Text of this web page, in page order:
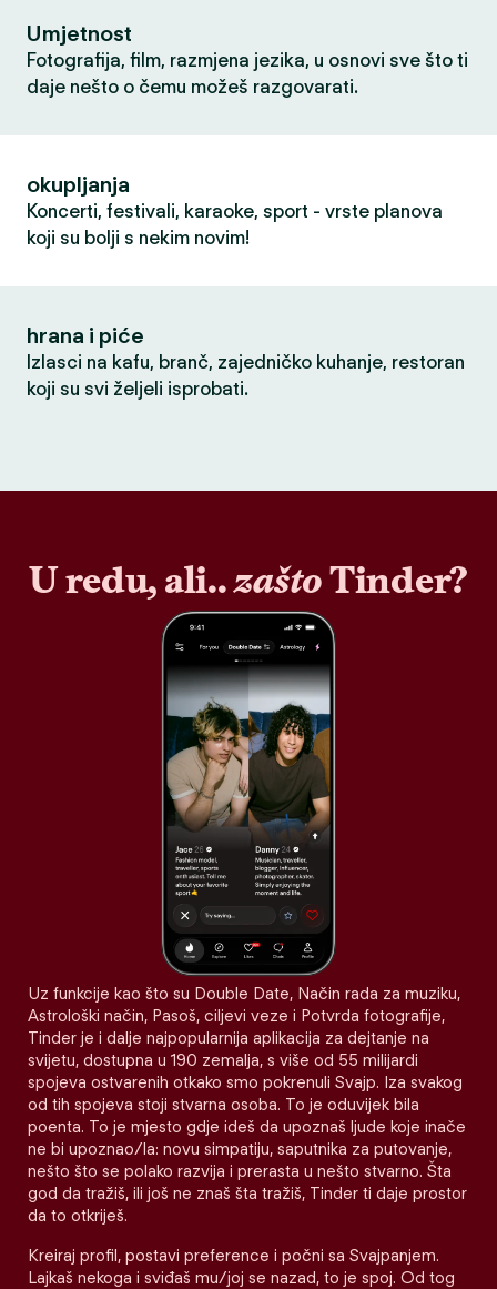
Umjetnost
Fotografija, film, razmjena jezika, u osnovi sve što ti
daje nešto o čemu možeš razgovarati.
okupljanja
Koncerti, festivali, karaoke, sport - vrste planova
koji su bolji s nekim novim!
hrana i piće
Izlasci na kafu, branč, zajedničko kuhanje, restoran
koji su svi željeli isprobati.
U redu, ali..zaštoTinder?
Uz funkcije kao što su Double Date, Način rada za muziku,
Astrološki način, Pasoš, ciljevi veze i Potvrda fotografije,
Tinder je i dalje najpopularnija aplikacija za dejtanje na
svijetu, dostupna u 190 zemalja, s više od 55 milijardi
spojeva ostvarenih otkako smo pokrenuli Svajp. Iza svakog
od tih spojeva stoji stvarna osoba. To je oduvijek bila
poenta. To je mjesto gdje ideš da upoznaš ljude koje inače
ne bi upoznao/la: novu simpatiju, saputnika za putovanje,
nešto što se polako razvija i prerasta u nešto stvarno. Šta
god da tražiš, ili još ne znaš šta tražiš, Tinder ti daje prostor
da to otkriješ.
Kreiraj profil, postavi preference i počni sa Svajpanjem.
Lajkaš nekoga i sviđaš mu/joj se nazad, to je spoj. Od tog